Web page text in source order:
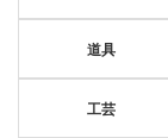
道具
工芸